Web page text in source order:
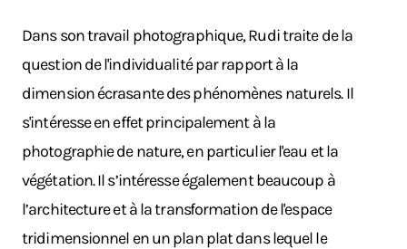
Dans son travail photographique, Rudi traite de la
question de l'individualité par rapport à la
dimension écrasante des phénomènes naturels. Il
s'intéresse en effet principalement à la
photographie de nature, en particulier l'eau et la
végétation. Il s’intéresse également beaucoup à
l’architecture et à la transformation de l'espace
tridimensionnel en un plan plat dans lequel le